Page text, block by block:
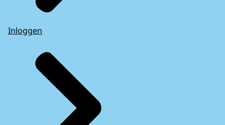
Inloggen